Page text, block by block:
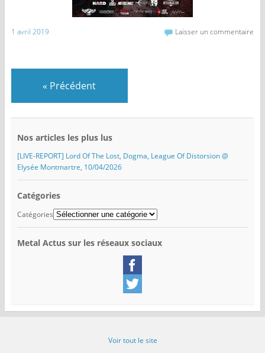
1 avril 2019 Laisser un commentaire
« Précédent
Nos articles les plus lus
[LIVE-REPORT] Lord Of The Lost, Dogma, League Of Distorsion @
Elysée Montmartre, 10/04/2026
Catégories
Catégories
Metal Actus sur les réseaux sociaux
Voir tout le site